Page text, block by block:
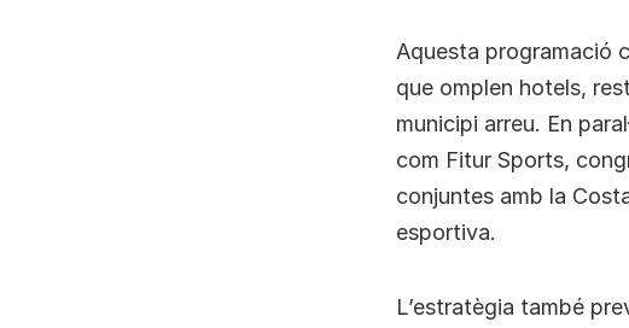
Aquesta programació
que omplen hotels,
municipi arreu. En
com Fitur Sports,
conjuntes amb la
esportiva.
L’estratègia també